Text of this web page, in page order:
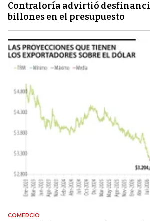
Contraloría advirtió
billones en el presupuesto
COMERCIO